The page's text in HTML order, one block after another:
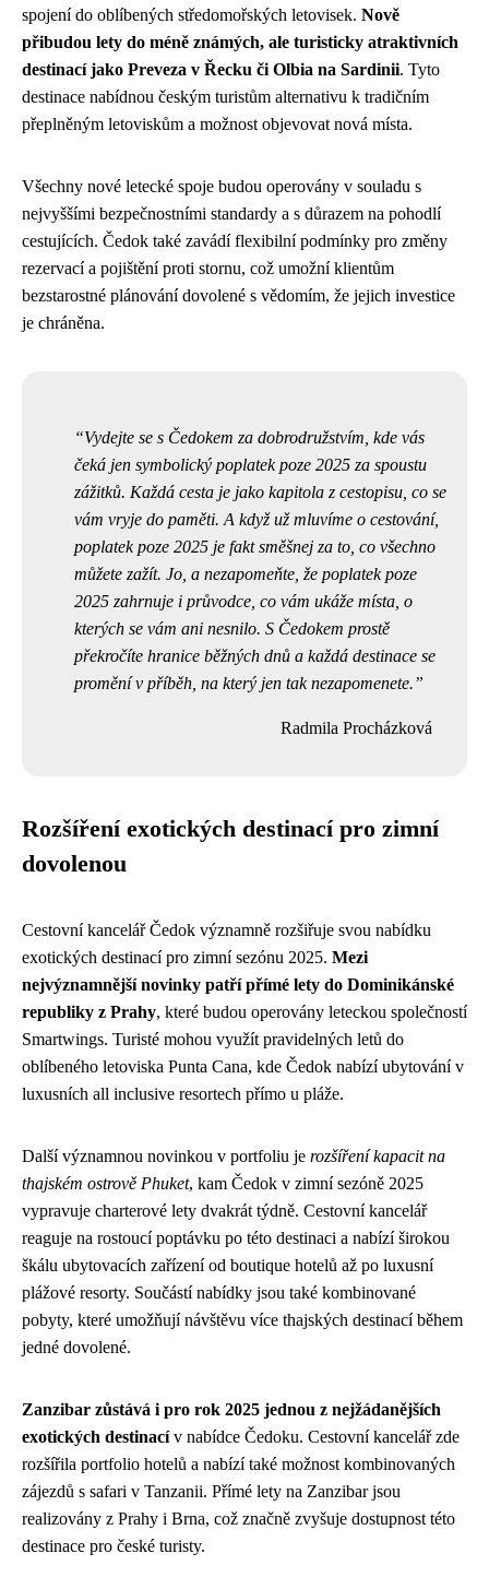
spojení do oblíbených středomořských letovisek. Nově
přibudou lety do méně známých, ale turisticky atraktivních
destinací jako Preveza v Řecku či Olbia na Sardinii. Tyto
destinace nabídnou českým turistům alternativu k tradičním
přeplněným letoviskům a možnost objevovat nová místa.
Všechny nové letecké spoje budou operovány v souladu s
nejvyššími bezpečnostními standardy a s důrazem na pohodlí
cestujících. Čedok také zavádí flexibilní podmínky pro změny
rezervací a pojištění proti stornu, což umožní klientům
bezstarostné plánování dovolené s vědomím, že jejich investice
je chráněna.
Vydejte se s Čedokem za dobrodružstvím, kde vás
čeká jen symbolický poplatek poze 2025 za spoustu
zážitků. Každá cesta je jako kapitola z cestopisu, co se
vám vryje do paměti. A když už mluvíme o cestování,
poplatek poze 2025 je fakt směšnej za to, co všechno
můžete zažít. Jo, a nezapomeňte, že poplatek poze
2025 zahrnuje i průvodce, co vám ukáže místa, o
kterých se vám ani nesnilo. S Čedokem prostě
překročíte hranice běžných dnů a každá destinace se
promění v příběh, na který jen tak nezapomenete.
Radmila Procházková
Rozšíření exotických destinací pro zimní
dovolenou
Cestovní kancelář Čedok významně rozšiřuje svou nabídku
exotických destinací pro zimní sezónu 2025. Mezi
nejvýznamnější novinky patří přímé lety do Dominikánské
republiky z Prahy, které budou operovány leteckou společností
Smartwings. Turisté mohou využít pravidelných letů do
oblíbeného letoviska Punta Cana, kde Čedok nabízí ubytování v
luxusních all inclusive resortech přímo u pláže.
Další významnou novinkou v portfoliu je rozšíření kapacit na
thajském ostrově Phuket, kam Čedok v zimní sezóně 2025
vypravuje charterové lety dvakrát týdně. Cestovní kancelář
reaguje na rostoucí poptávku po této destinaci a nabízí širokou
škálu ubytovacích zařízení od boutique hotelů až po luxusní
plážové resorty. Součástí nabídky jsou také kombinované
pobyty, které umožňují návštěvu více thajských destinací během
jedné dovolené.
Zanzibar zůstává i pro rok 2025 jednou z nejžádanějších
exotických destinacív nabídce Čedoku. Cestovní kancelář zde
rozšířila portfolio hotelů a nabízí také možnost kombinovaných
zájezdů s safari v Tanzanii. Přímé lety na Zanzibar jsou
realizovány z Prahy i Brna, což značně zvyšuje dostupnost této
destinace pro české turisty.